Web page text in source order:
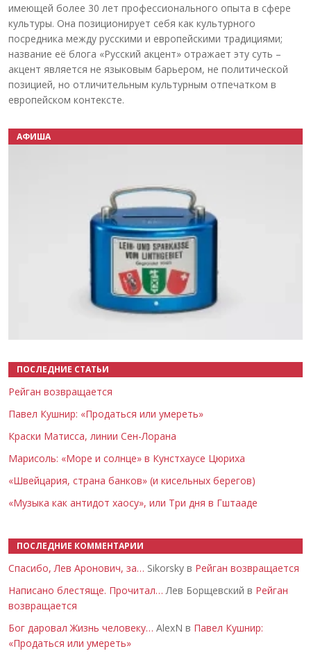
имеющей более 30 лет профессионального опыта в сфере
культуры. Она позиционирует себя как культурного
посредника между русскими и европейскими традициями;
название её блога «Русский акцент» отражает эту суть –
акцент является не языковым барьером, не политической
позицией, но отличительным культурным отпечатком в
европейском контексте.
АФИША
ПОСЛЕДНИЕ СТАТЬИ
Рейган возвращается
Павел Кушнир: «Продаться или умереть»
Краски Матисса, линии Сен-Лорана
Марисоль: «Море и солнце» в Кунстхаусе Цюриха
«Швейцария, страна банков» (и кисельных берегов)
«Музыка как антидот хаосу», или Три дня в Гштааде
ПОСЛЕДНИЕ КОММЕНТАРИИ
Спасибо, Лев Аронович, за… Sikorsky в Рейган возвращается
Написано блестяще. Прочитал… Лев Борщевский в Рейган
возвращается
Бог даровал Жизнь человеку… AlexN в Павел Кушнир:
«Продаться или умереть»